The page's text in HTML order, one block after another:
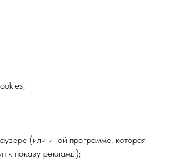
(или иной программе, которая
к показу рекламы);